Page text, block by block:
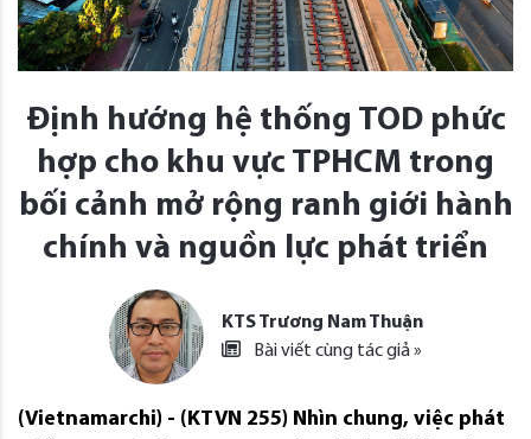
Định hướng hệ thống TOD phức
hợp cho khu vực TPHCM trong
bối cảnh mở rộng ranh giới hành
chính và nguồn lực phát triển
KTS Trương Nam Thuận
Bài viết cùng tác giả »
(Vietnamarchi) - (KTVN 255) Nhìn chung, việc phát